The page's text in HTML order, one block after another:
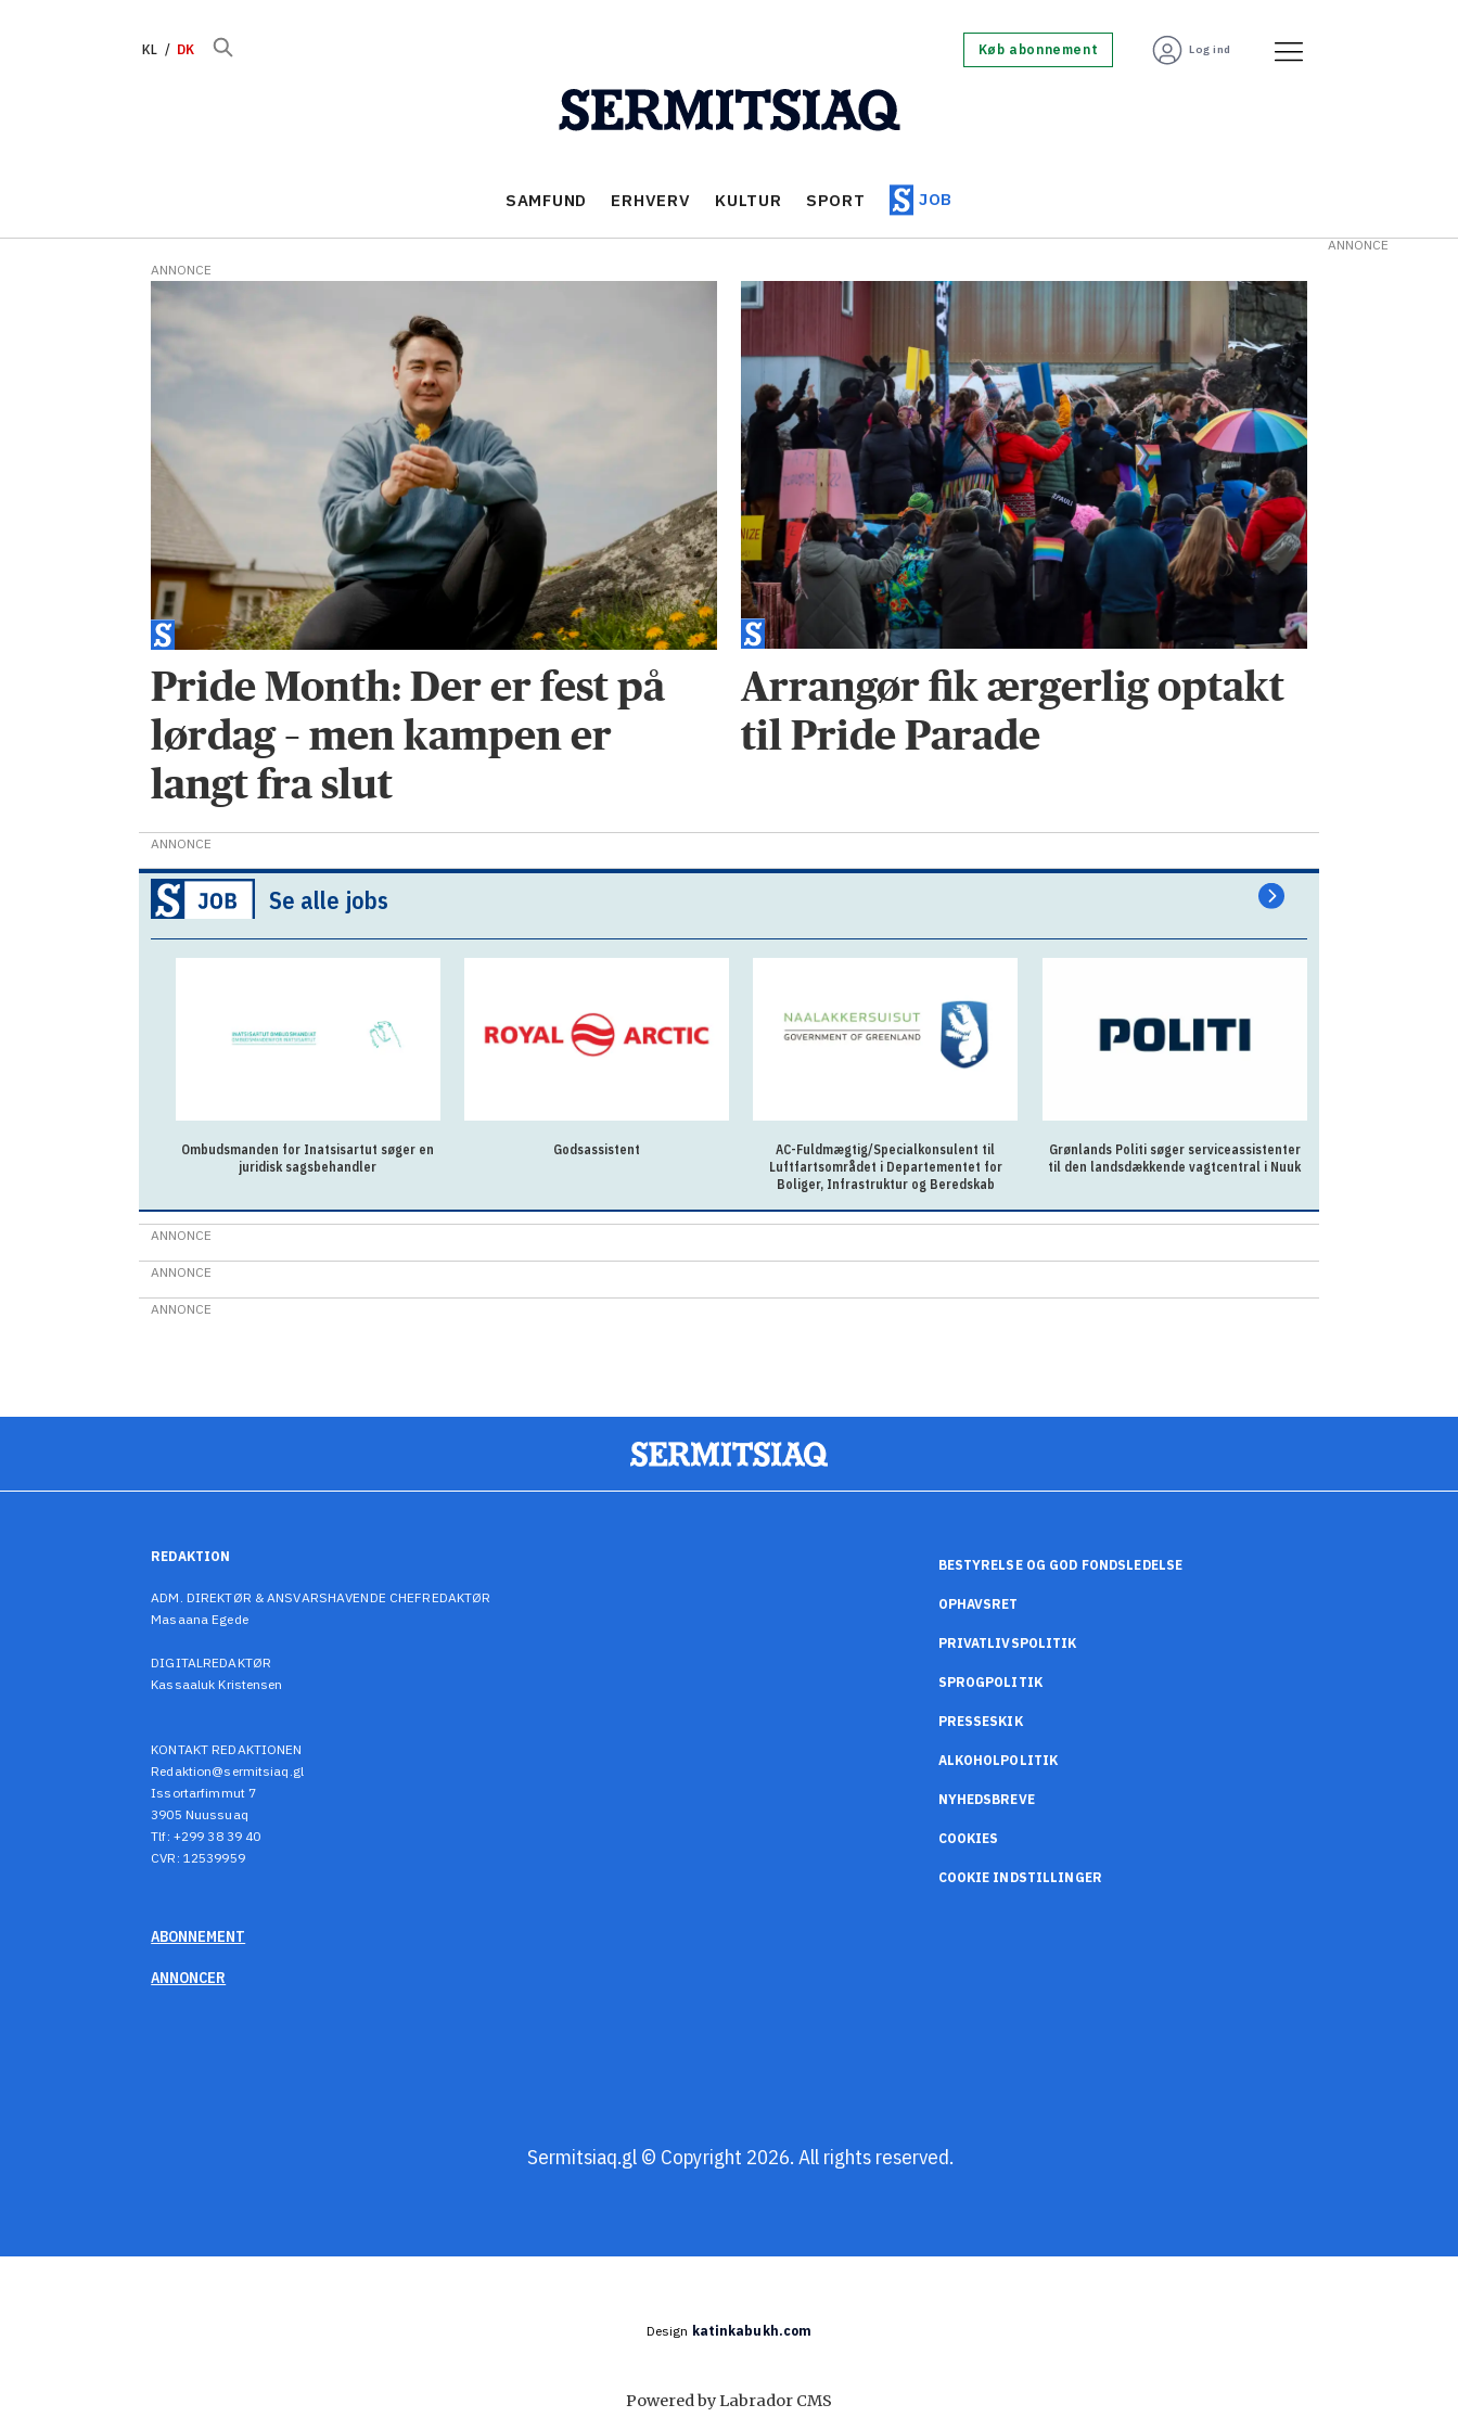
KL DK Køb abonnement Log ind
SAMFUND ERHVERV KULTUR SPORT JOB
parade
ANNONCE
Pride Month: Der er fest på
lørdag – men kampen er
langt fra slut
Arrangør fik ærgerlig optakt
til Pride Parade
ANNONCE
Se alle jobs
Ombudsmanden for Inatsisartut søger en
juridisk sagsbehandler
Godsassistent
AC-Fuldmægtig/Specialkonsulent til
Luftfartsområdet i Departementet for
Boliger, Infrastruktur og Beredskab
Grønlands Politi søger serviceassistenter
til den landsdækkende vagtcentral i Nuuk
ANNONCE
ANNONCE
ANNONCE
ANNONCE
REDAKTION
ADM. DIREKTØR & ANSVARSHAVENDE CHEFREDAKTØR
Masaana Egede
DIGITALREDAKTØR
Kassaaluk Kristensen
KONTAKT REDAKTIONEN
Redaktion@sermitsiaq.gl
Issortarfimmut 7
3905 Nuussuaq
Tlf: +299 38 39 40
CVR: 12539959
BESTYRELSE OG GOD FONDSLEDELSE
OPHAVSRET
PRIVATLIVSPOLITIK
SPROGPOLITIK
PRESSESKIK
ALKOHOLPOLITIK
NYHEDSBREVE
COOKIES
COOKIE INDSTILLINGER
ABONNEMENT
ANNONCER
Sermitsiaq.gl © Copyright 2026. All rights reserved.
Design katinkabukh.com
Powered by Labrador CMS